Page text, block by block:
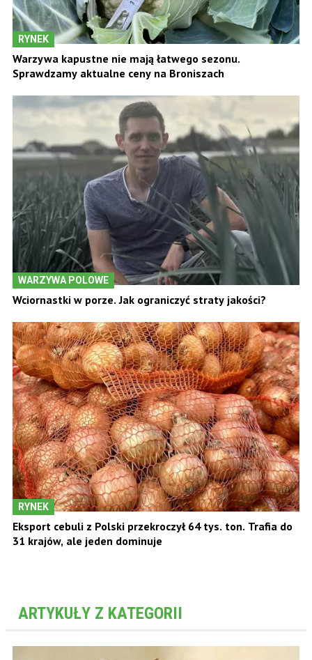
RYNEK
Warzywa kapustne nie mają łatwego sezonu.
Sprawdzamy aktualne ceny na Broniszach
WARZYWA POLOWE
Wciornastki w porze. Jak ograniczyć straty jakości?
RYNEK
Eksport cebuli z Polski przekroczył 64 tys. ton. Trafia do
31 krajów, ale jeden dominuje
ARTYKUŁY Z KATEGORII